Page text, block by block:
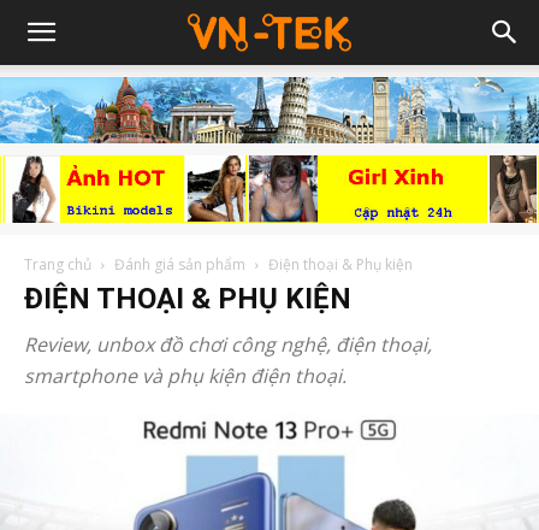
Trang chủ Đánh giá sản phẩm Điện thoại & Phụ kiện
ĐIỆN THOẠI & PHỤ KIỆN
Review, unbox đồ chơi công nghệ, điện thoại,
smartphone và phụ kiện điện thoại.